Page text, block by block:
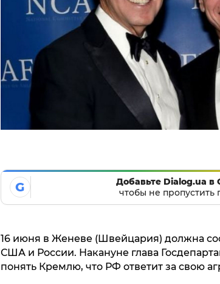
G
Добавьте Dialog.ua в
чтобы не пропустить
16 июня в Женеве (Швейцария) должна
США и России. Накануне глава
понять Кремлю, что РФ ответит за свою